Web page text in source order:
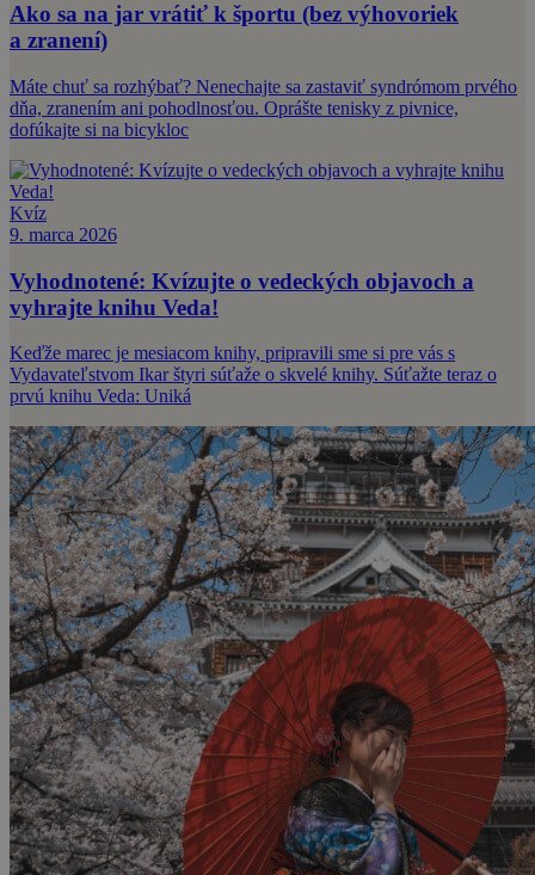
Ako sa na jar vrátiť k športu (bez výhovoriek
a zranení)
Máte chuť sa rozhýbať? Nenechajte sa zastaviť syndrómom prvého
dňa, zranením ani pohodlnosťou. Oprášte tenisky z pivnice,
dofúkajte si na bicykloc
Kvíz
9. marca 2026
Vyhodnotené: Kvízujte o vedeckých objavoch a
vyhrajte knihu Veda!
Keďže marec je mesiacom knihy, pripravili sme si pre vás s
Vydavateľstvom Ikar štyri súťaže o skvelé knihy. Súťažte teraz o
prvú knihu Veda: Uniká